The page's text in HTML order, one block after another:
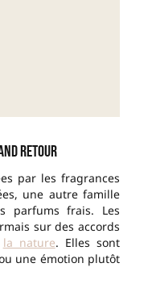
retour
par les fragrances
une autre famille
parfums frais. Les
sur des accords
la nature. Elles sont
une émotion plutôt